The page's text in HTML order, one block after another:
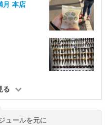
月 本店
る
ュールを元に